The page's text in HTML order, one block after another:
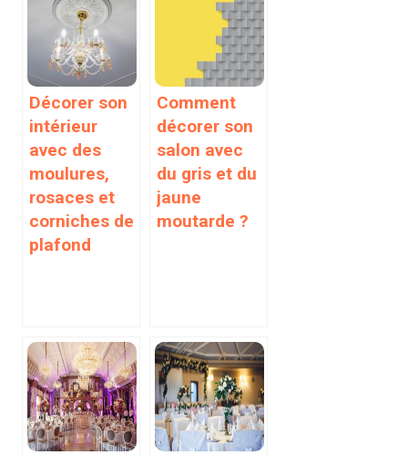
Décorer son
intérieur
avec des
moulures,
rosaces et
corniches de
plafond
Comment
décorer son
salon avec
du gris et du
jaune
moutarde ?